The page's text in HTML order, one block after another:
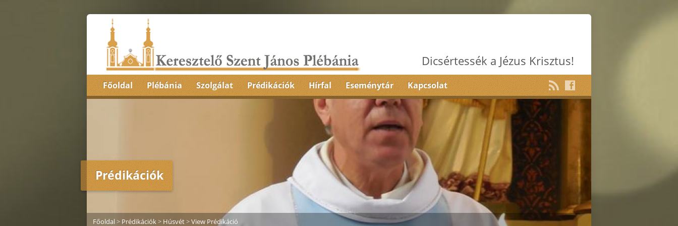
Dicsértessék a Jézus Krisztus!
Főoldal Plébánia Szolgálat Prédikációk Hírfal Eseménytár Kapcsolat
Prédikációk
Főoldal> Prédikációk> Húsvét>View Prédikáció